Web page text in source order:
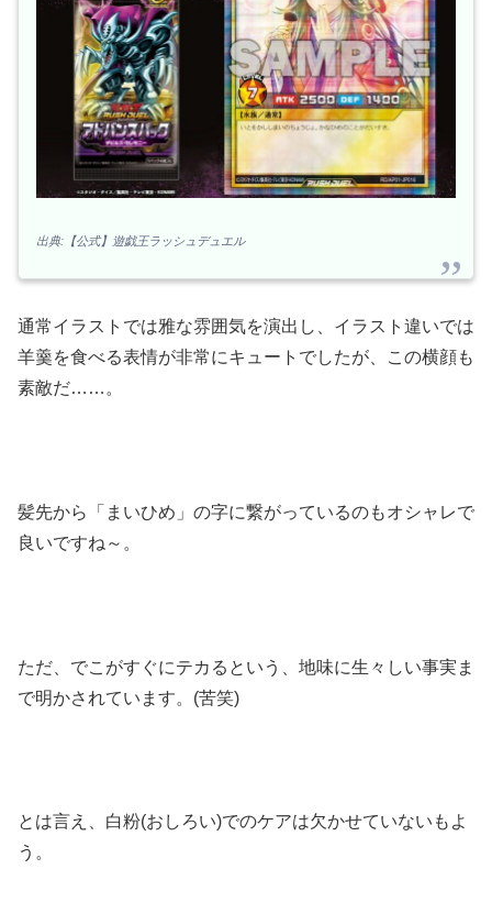
出典:【公式】遊戯王ラッシュデュエル
通常イラストでは雅な雰囲気を演出し、イラスト違いでは
羊羹を食べる表情が非常にキュートでしたが、この横顔も
素敵だ……。
髪先から「まいひめ」の字に繋がっているのもオシャレで
良いですね～。
ただ、でこがすぐにテカるという、地味に生々しい事実ま
で明かされています。(苦笑)
とは言え、白粉(おしろい)でのケアは欠かせていないもよ
う。